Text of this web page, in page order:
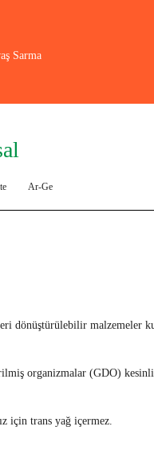
Sarma
Ar-Ge
dönüştürülebilir malzemeler
organizmalar (GDO)
için trans yağ içermez.